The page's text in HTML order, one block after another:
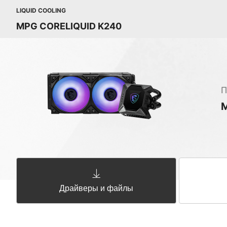
LIQUID COOLING
MPG CORELIQUID K240
Драйверы и файлы